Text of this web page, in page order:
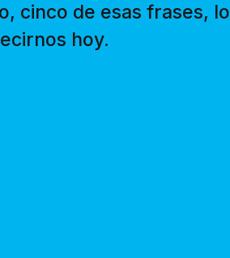
cinco de esas frases, lo
hoy.